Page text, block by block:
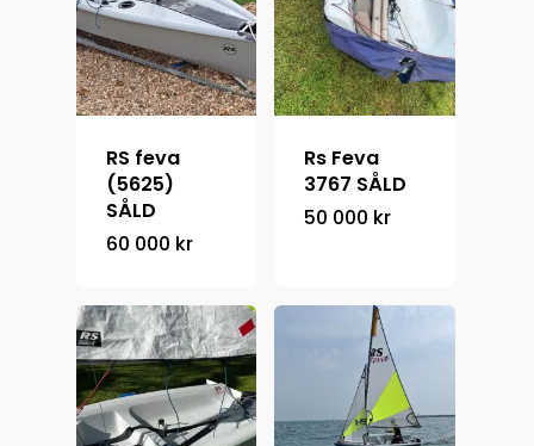
RS feva
(5625)
SÅLD
60 000 kr
Rs Feva
3767 SÅLD
50 000 kr
Kontakt
Om oss